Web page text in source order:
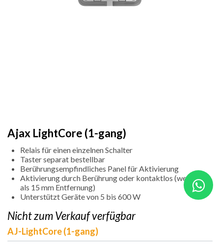
Ajax LightCore (1-gang)
Relais für einen einzelnen Schalter
Taster separat bestellbar
Berührungsempfindliches Panel für Aktivierung
Aktivierung durch Berührung oder kontaktlos (weniger
als 15 mm Entfernung)
Unterstützt Geräte von 5 bis 600 W
Nicht zum Verkauf verfügbar
AJ-LightCore (1-gang)